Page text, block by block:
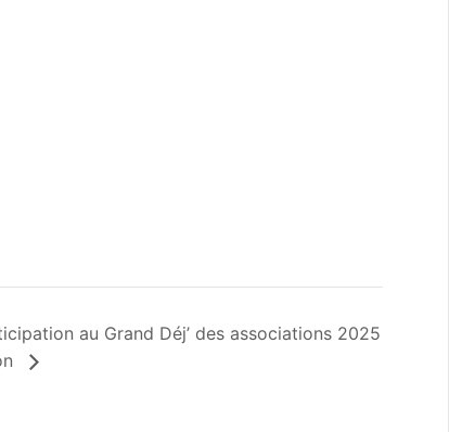
au Grand Déj’ des associations 2025